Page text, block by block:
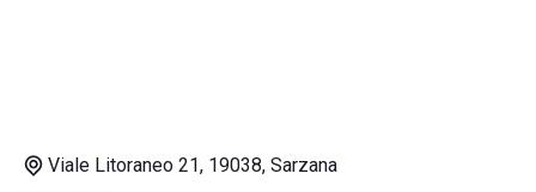
servizi di spiaggia, come ombrelloni, lettini e sedie,
Viale Litoraneo 21, 19038, Sarzana